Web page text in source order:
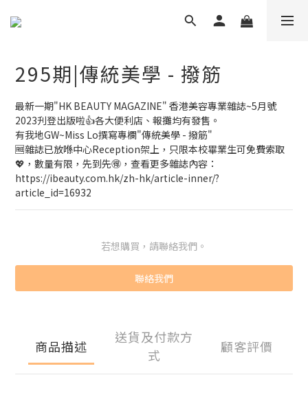
295期|傳統美學 - 撥筋
最新一期"HK BEAUTY MAGAZINE" 香港美容專業雜誌~5月號
2023刋登出版啦👍各大便利店、報攤均有發售。
有我地GW~Miss Lo撰寫專欄"傳統美學 - 撥筋"
🆓️雜誌已放喺中心Reception架上，只限本校畢業生可免費索取
💖，數量有限，先到先🉐️，查看更多雜誌內容：
https://ibeauty.com.hk/zh-hk/article-inner/?
article_id=16932
若想購買，請聯絡我們。
聯絡我們
商品描述
送貨及付款方
式
顧客評價